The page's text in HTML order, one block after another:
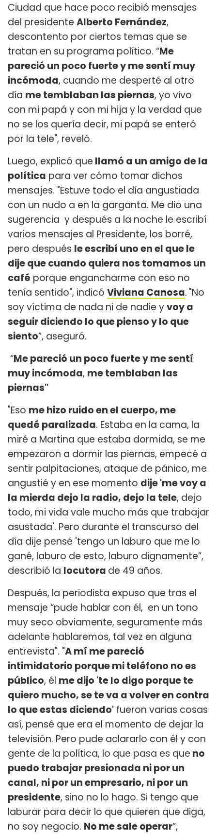
Ciudad que hace poco recibió mensajes
del presidente Alberto Fernández,
descontento por ciertos temas que se
tratan en su programa político. “Me
pareció un poco fuerte y me sentí muy
incómoda, cuando me desperté al otro
día me temblaban las piernas, yo vivo
con mi papá y con mi hija y la verdad que
no se los quería decir, mi papá se enteró
por la tele", reveló.
Luego, explicó que llamó a un amigo de la
política para ver cómo tomar dichos
mensajes. "Estuve todo el día angustiada
con un nudo a en la garganta. Me dio una
sugerencia y después a la noche le escribí
varios mensajes al Presidente, los borré,
pero después le escribí uno en el que le
dije que cuando quiera nos tomamos un
café porque engancharme con eso no
tenía sentido", indicó Viviana Canosa. "No
soy víctima de nada ni de nadie yvoy a
seguir diciendo lo que pienso y lo que
siento”, aseguró.
“Me pareció un poco fuerte y me sentí
muy incómoda, me temblaban las
piernas"
"Eso me hizo ruido en el cuerpo, me
quedé paralizada. Estaba en la cama, la
miré a Martina que estaba dormida, se me
empezaron a dormir las piernas, empecé a
sentir palpitaciones, ataque de pánico, me
angustié y en ese momento dije 'me voy a
la mierda dejo la radio, dejo la tele, dejo
todo, mi vida vale mucho más que trabajar
asustada'. Pero durante el transcurso del
día dije pensé 'tengo un laburo que me lo
gané, laburo de esto, laburo dignamente”,
describió la locutora de 49 años.
Después, la periodista expuso que tras el
mensaje “pude hablar con él, en un tono
muy seco obviamente, seguramente más
adelante hablaremos, tal vez en alguna
entrevista". "A mí me pareció
intimidatorio porque mi teléfono no es
público, él me dijo 'te lo digo porque te
quiero mucho, se te va a volver en contra
lo que estas diciendo' fueron varias cosas
así, pensé que era el momento de dejar la
televisión. Pero pude aclararlo con él y con
gente de la política, lo que pasa es que no
puedo trabajar presionada ni por un
canal, ni por un empresario, ni por un
presidente, sino no lo hago. Si tengo que
laburar para decir lo que quieren que diga,
no soy negocio. No me sale operar”,